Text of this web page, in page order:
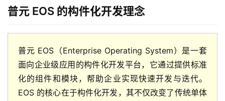
普元 EOS 的构件化开发理念
普元 EOS（Enterprise Operating System）是一套
面向企业级应用的构件化开发平台，它通过提供标准
化的组件和模块，帮助企业实现快速开发与迭代。
EOS 的核心在于构件化开发，其不仅改变了传统单体